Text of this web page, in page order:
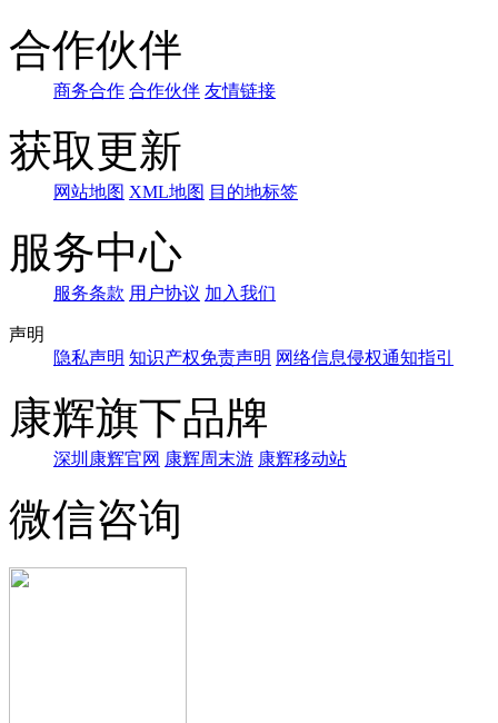
合作伙伴
商务合作 合作伙伴 友情链接
获取更新
网站地图 XML地图 目的地标签
服务中心
服务条款 用户协议 加入我们
声明
隐私声明 知识产权免责声明 网络信息侵权通知指引
康辉旗下品牌
深圳康辉官网 康辉周末游 康辉移动站
微信咨询